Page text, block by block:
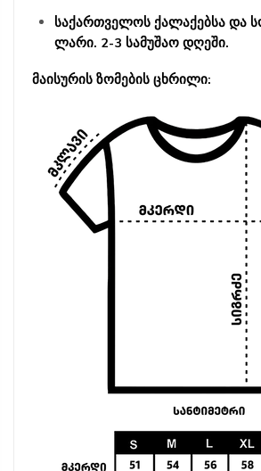
საქართველოს ქალაქებსა და
ლარი. 2-3 სამუშაო დღეში.
მაისურის ზომების ცხრილი: